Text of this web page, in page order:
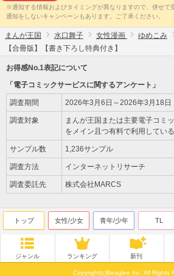
※通知する情報およびタイミングが異なりますので、併せ
通知をしないキャンペーンもあります。ご了承ください。
まんが王国 水口舞子 女性漫画 ゆめこみ
【合冊版】【書き下ろし特典付き】
お得感No.1表記について
「電子コミックサービスに関するアンケート」
調査期間 2026年3月6日～2026年3月18日
調査対象
まんが王国または主要電子コミ
をメイン且つ有料で利用してい
サンプル数 1,236サンプル
調査方法 インターネットリサーチ
調査委託先 株式会社MARCS
トップ 女性/少女 青年/少年 TL
ジャンル ランキング 新刊
Copyright(c)Beaglee Inc. All Rights